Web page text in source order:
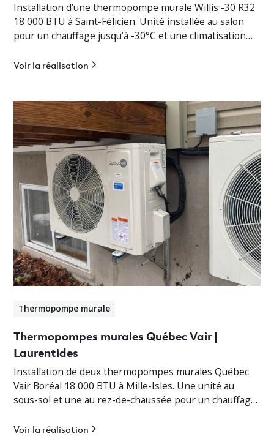
Installation d’une thermopompe murale Willis -30 R32
18 000 BTU à Saint-Félicien. Unité installée au salon
pour un chauffage jusqu’à -30°C et une climatisation
Voir la réalisation
Thermopompe murale
Thermopompes murales Québec Vair |
Laurentides
Installation de deux thermopompes murales Québec
Vair Boréal 18 000 BTU à Mille-Isles. Une unité au
sous-sol et une au rez-de-chaussée pour un chauffage
Voir la réalisation